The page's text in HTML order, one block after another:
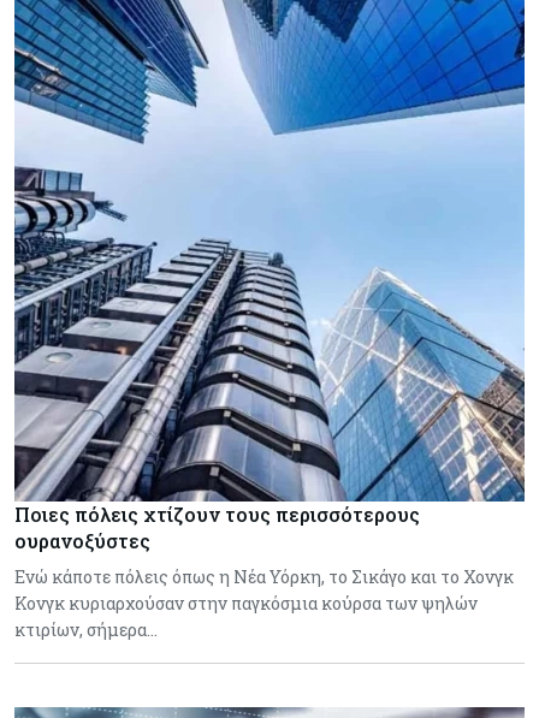
Ποιες πόλεις χτίζουν τους περισσότερους
ουρανοξύστες
Ενώ κάποτε πόλεις όπως η Νέα Υόρκη, το Σικάγο και το Χονγκ
Κονγκ κυριαρχούσαν στην παγκόσμια κούρσα των ψηλών
κτιρίων, σήμερα…